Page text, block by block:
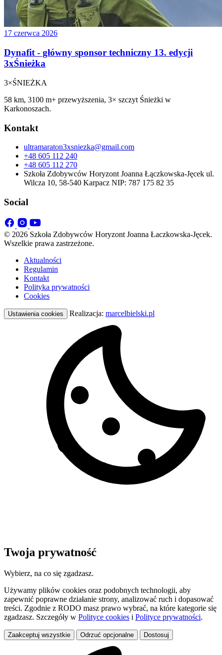
17 czerwca 2026
Dynafit - główny sponsor techniczny 13. edycji
3xŚnieżka
3×ŚNIEŻKA
58 km, 3100 m+ przewyższenia, 3× szczyt Śnieżki w
Karkonoszach.
Kontakt
ultramaraton3xsniezka@gmail.com
+48 605 112 240
+48 605 112 270
Szkoła Zdobywców Horyzont Joanna Łączkowska-Jęcek ul.
Wilcza 10, 58-540 Karpacz NIP: 787 175 82 35
Social
© 2026 Szkoła Zdobywców Horyzont Joanna Łaczkowska-Jęcek.
Wszelkie prawa zastrzeżone.
Aktualności
Regulamin
Kontakt
Polityka prywatności
Cookies
Ustawienia cookies Realizacja: marcelbielski.pl
Twoja prywatność
Wybierz, na co się zgadzasz.
Używamy plików cookies oraz podobnych technologii, aby
zapewnić poprawne działanie strony, analizować ruch i dopasować
treści. Zgodnie z RODO masz prawo wybrać, na które kategorie się
zgadzasz. Szczegóły w Polityce cookies i Polityce prywatności.
Zaakceptuj wszystkie Odrzuć opcjonalne Dostosuj